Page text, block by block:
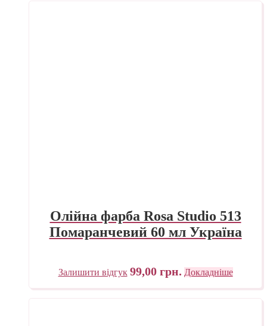
Олійна фарба Rosa Studio 513
Помаранчевий 60 мл Україна
Залишити відгук 99,00 грн. Докладніше